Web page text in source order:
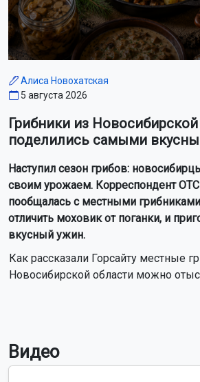
Алиса Новохатская
5 августа 2026
Грибники из
поделились самыми
Наступил сезон грибов:
своим урожаем. Корреспондент
пообщалась с местными грибниками
отличить моховик от поганки, и
вкусный ужин.
Как рассказали Горсайту местные
Новосибирской области можно
Видео